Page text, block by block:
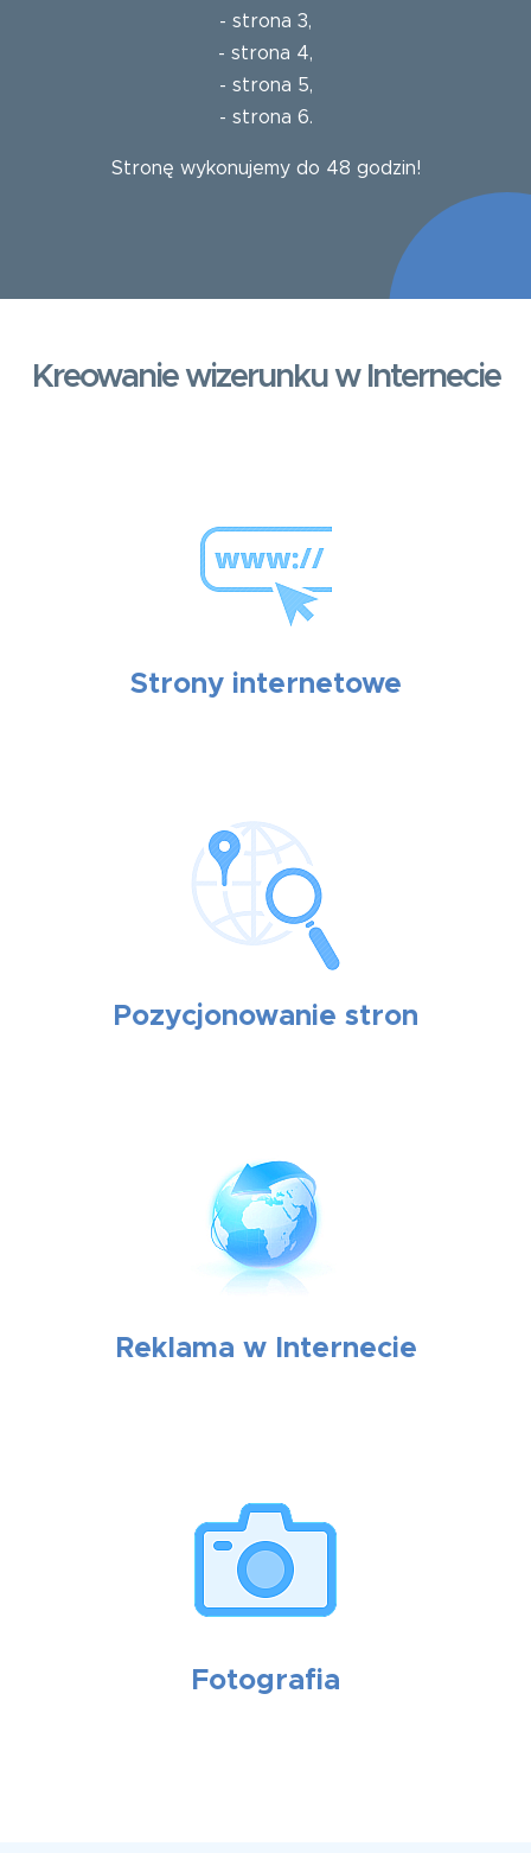
- strona 3,
- strona 4,
- strona 5,
- strona 6.
Stronę wykonujemy do 48 godzin!
Kreowanie wizerunku w Internecie
Strony internetowe
Pozycjonowanie stron
Reklama w Internecie
Fotografia